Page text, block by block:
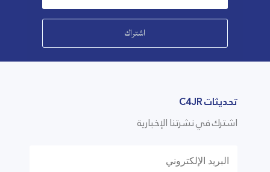
اشتراك
تحديثات C4JR
اشترك في نشرتنا الإخبارية